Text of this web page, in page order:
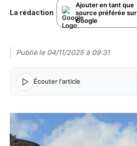
La rédaction
Ajouter en tant que
source préférée sur
Google
Publié le 04/11/2025 à 09:31
Écouter l'article